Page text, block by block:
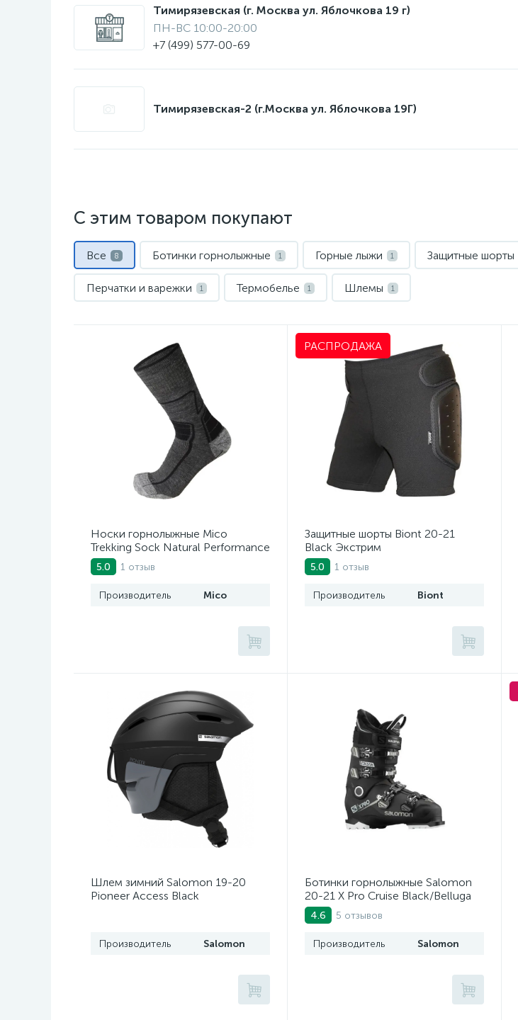
Тимирязевская (г. Москва ул. Яблочкова 19 г)
ПН-ВС 10:00-20:00
+7 (499) 577-00-69
Тимирязевская-2 (г.Москва ул. Яблочкова 19Г)
С этим товаром покупают
Все 8 Ботинки горнолыжные 1 Горные лыжи 1 Защитные шорты
Перчатки и варежки 1 Термобелье 1 Шлемы 1
Носки горнолыжные Mico
Trekking Sock Natural Performance
In Wool Antracite Mel
5.0 1 отзыв
Производитель Mico
РАСПРОДАЖА
Защитные шорты Biont 20-21
Black Экстрим
5.0 1 отзыв
Производитель Biont
Шлем зимний Salomon 19-20
Pioneer Access Black
Производитель Salomon
Ботинки горнолыжные Salomon
20-21 X Pro Cruise Black/Belluga
4.6 5 отзывов
Производитель Salomon